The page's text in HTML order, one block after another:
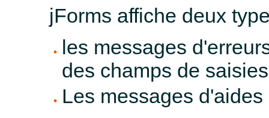
jForms affiche deux
les messages
des champs de saisies
Les messages d'aides